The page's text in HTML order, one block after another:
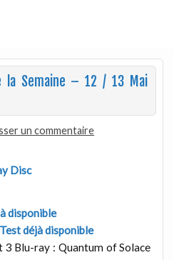
la Semaine – 12 / 13 Mai
un commentaire
Disc
disponible
Test déjà disponible
3 Blu-ray : Quantum of Solace